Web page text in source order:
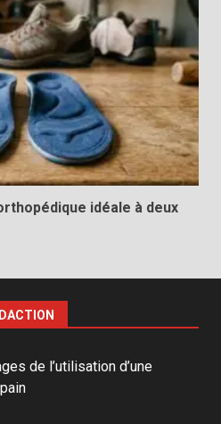
idéale à deux
de l’utilisation d’une